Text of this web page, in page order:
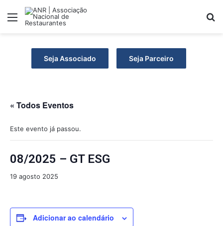
Menu
Seja Associado Seja Parceiro
« Todos Eventos
Este evento já passou.
08/2025 – GT ESG
19 agosto 2025
Adicionar ao calendário